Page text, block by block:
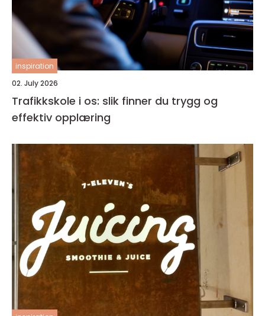
inspiration
02. July 2026
Trafikkskole i os: slik finner du trygg og
effektiv opplæring